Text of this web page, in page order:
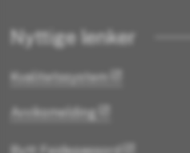
Nyttige lenker
Kvalitetssystem
Avviksmelding